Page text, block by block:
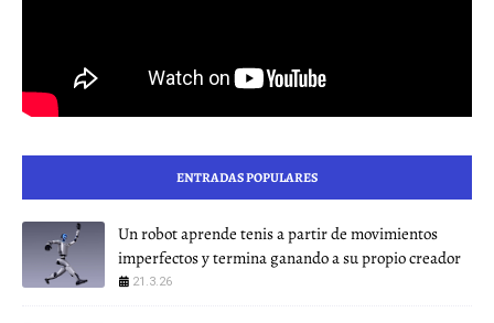
ENTRADAS POPULARES
Un robot aprende tenis a partir de movimientos
imperfectos y termina ganando a su propio creador
21.3.26